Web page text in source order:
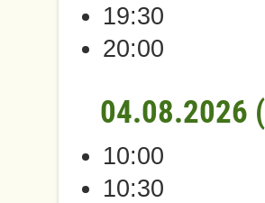
19:30
20:00
04.08.2026
10:00
10:30